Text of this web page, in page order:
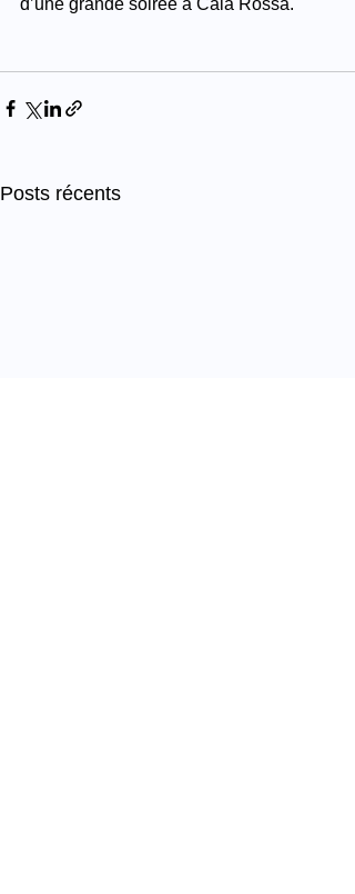
Posts récents